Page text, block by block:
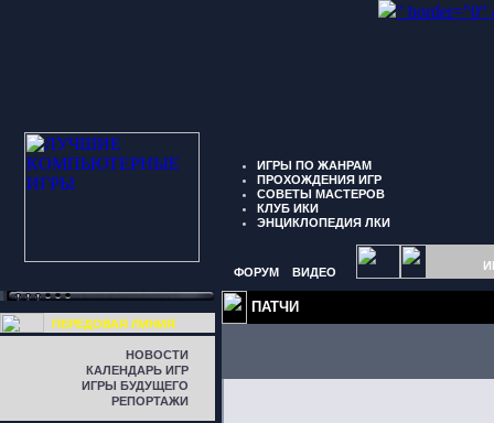
" border="0"
ИГРЫ ПО ЖАНРАМ
ПРОХОЖДЕНИЯ ИГР
СОВЕТЫ МАСТЕРОВ
КЛУБ ИКИ
ЭНЦИКЛОПЕДИЯ ЛКИ
ФОРУМ ВИДЕО
ПЕРЕДОВАЯ ЛИНИЯ
НОВОСТИ
КАЛЕНДАРЬ ИГР
ИГРЫ БУДУЩЕГО
РЕПОРТАЖИ
ПАТЧИ